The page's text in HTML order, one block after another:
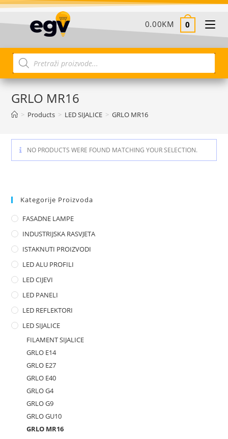
0.00KM 0
GRLO MR16
> Products > LED SIJALICE > GRLO MR16
NO PRODUCTS WERE FOUND MATCHING YOUR SELECTION.
Kategorije Proizvoda
FASADNE LAMPE
INDUSTRIJSKA RASVJETA
ISTAKNUTI PROIZVODI
LED ALU PROFILI
LED CIJEVI
LED PANELI
LED REFLEKTORI
LED SIJALICE
FILAMENT SIJALICE
GRLO E14
GRLO E27
GRLO E40
GRLO G4
GRLO G9
GRLO GU10
GRLO MR16